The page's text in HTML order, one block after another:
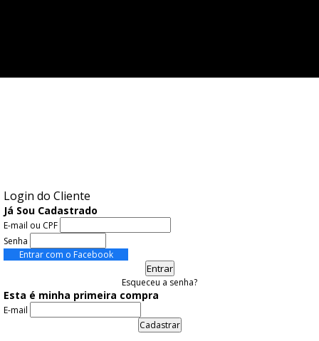
Login do Cliente
Já Sou Cadastrado
E-mail ou CPF
Senha
Entrar com o Facebook
Entrar
Esqueceu a senha?
Esta é minha primeira compra
E-mail
Cadastrar